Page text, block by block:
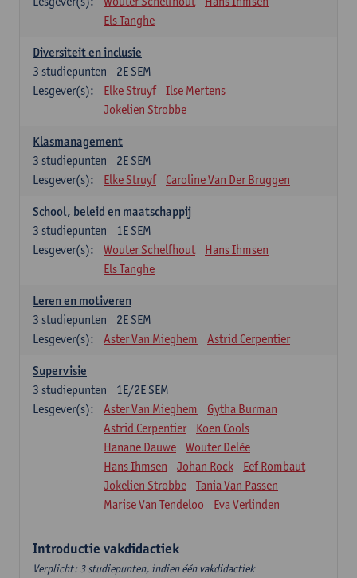
Els Tanghe
Diversiteit en inclusie
2E SEM
3 studiepunten
Lesgever(s):
Elke Struyf
Ilse Mertens
Jokelien Strobbe
Klasmanagement
2E SEM
3 studiepunten
Lesgever(s):
Elke Struyf Caroline Van Der Bruggen
School, beleid en maatschappij
1E SEM
3 studiepunten
Lesgever(s):
Wouter Schelfhout
Hans Ihmsen
Els Tanghe
Leren en motiveren
2E SEM
3 studiepunten
Lesgever(s):
Aster Van Mieghem Astrid Cerpentier
Supervisie
1E/2E SEM
3 studiepunten
Lesgever(s):
Aster Van Mieghem
Gytha Burman
Astrid Cerpentier
Koen Cools
Hanane Dauwe
Wouter Delée
Hans Ihmsen
Johan Rock
Eef Rombaut
Jokelien Strobbe
Tania Van Passen
Marise Van Tendeloo
Eva Verlinden
Introductie vakdidactiek
Verplicht: 3 studiepunten, indien één vakdidactiek